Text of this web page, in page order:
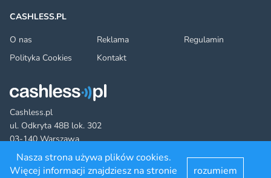
Cashless.pl
ul. Odkryta 48B lok. 302
03-140 Warszawa
CASHLESS.PL
O nas
Reklama
Regulamin
Polityka Cookies
Kontakt
Nasza strona używa plików cookies.
Więcej informacji znajdziesz na stronie
rozumiem